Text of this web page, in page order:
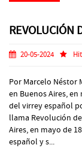
REVOLUCIÓN
20-05-2024
Por Marcelo
en Buenos Aires,
del virrey español
llama Revolución
Aires, en mayo de
español y s...